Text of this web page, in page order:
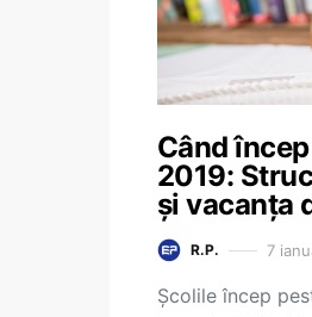
Când
2019:
și vacanța
R.P. 7
Școlile încep